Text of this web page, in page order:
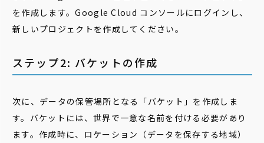
を作成します。Google Cloud コンソールにログインし、
新しいプロジェクトを作成してください。
ステップ2: バケットの作成
次に、データの保管場所となる「バケット」を作成しま
す。バケットには、世界で一意な名前を付ける必要があり
ます。作成時に、ロケーション（データを保存する地域）